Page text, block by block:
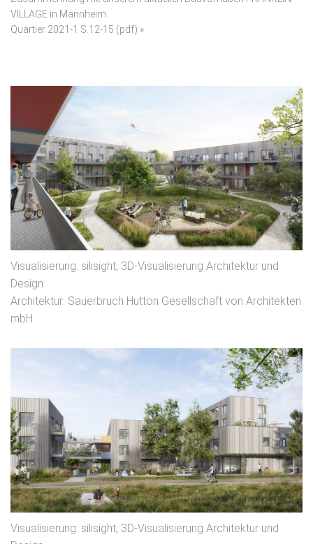
VILLAGE in Mannheim.
Quartier 2021-1 S.12-15 (pdf) »
Visualisierung: silisight, 3D-Visualisierung Architektur und
Design
Architektur: Sauerbruch Hutton Gesellschaft von Architekten
mbH
Visualisierung: silisight, 3D-Visualisierung Architektur und